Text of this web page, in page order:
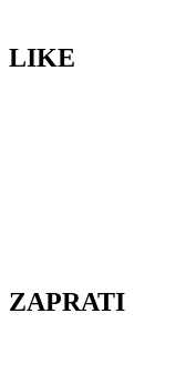
LIKE
ZAPRATI